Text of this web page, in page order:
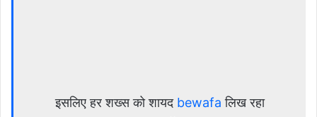
इसलिए हर शख्स को शायद bewafa लिख रहा